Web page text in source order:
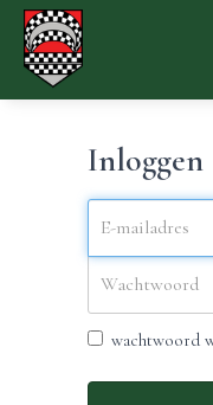
Inloggen
wachtwoord